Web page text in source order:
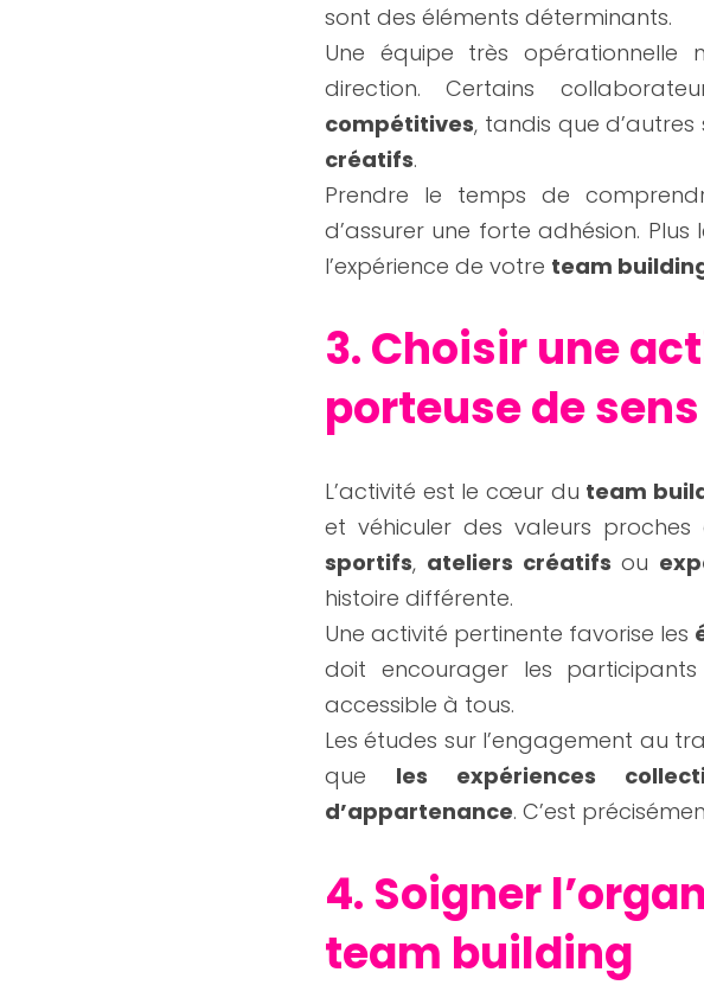
sont des éléments déterminants.
Une équipe très opérationnelle
direction. Certains
compétitives, tandis que
créatifs.
Prendre le temps de
d’assurer une forte adhésion.
l’expérience de votre team
3. Choisir une
porteuse de sens
L’activité est le cœur du team
et véhiculer des valeurs proches
sportifs, ateliers créatifs ou
histoire différente.
Une activité pertinente favorise les
doit encourager les
accessible à tous.
Les études sur l’engagement au
que les expériences
d’appartenance. C’est
4. Soigner
team building